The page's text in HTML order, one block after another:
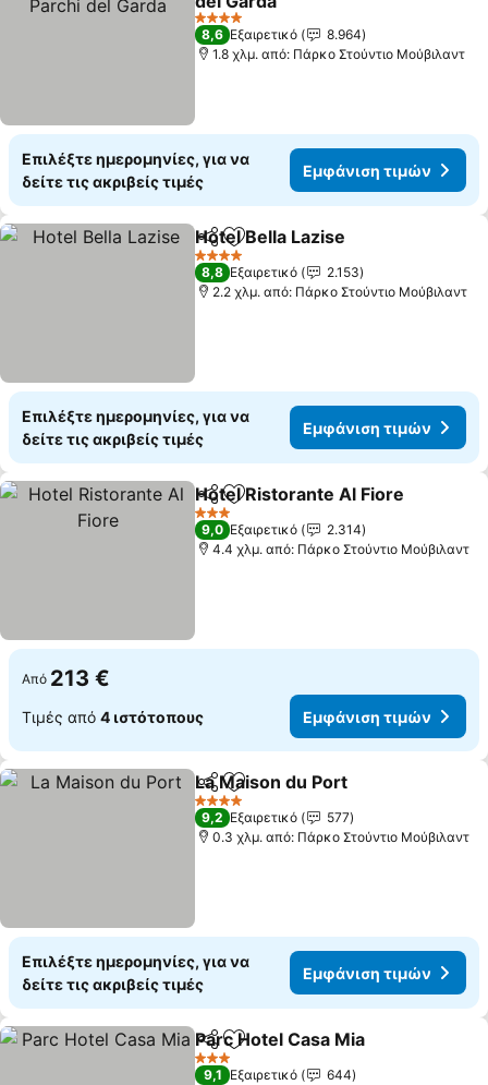
Εμφάνιση τιμών
4 Αστέρια
8,6 Εξαιρετικό
8.964
1.8 χλμ. από: Πάρκο Στούντιο Μούβιλαντ
Επιλέξτε ημερομηνίες, για να
δείτε τις ακριβείς τιμές
Εμφάνιση τιμών
Κοινοποίηση
Προσθήκη στα αγαπημένα
Hotel Bella Lazise
4 Αστέρια
8,8 Εξαιρετικό
2.153
2.2 χλμ. από: Πάρκο Στούντιο Μούβιλαντ
Επιλέξτε ημερομηνίες, για να
δείτε τις ακριβείς τιμές
Εμφάνιση τιμών
Κοινοποίηση
Προσθήκη στα αγαπημένα
Hotel Ristorante Al Fiore
3 Αστέρια
9,0 Εξαιρετικό
2.314
4.4 χλμ. από: Πάρκο Στούντιο Μούβιλαντ
Από 213 €
Τιμές από 4 ιστότοπους Εμφάνιση τιμών
Κοινοποίηση
Προσθήκη στα αγαπημένα
La Maison du Port
4 Αστέρια
9,2 Εξαιρετικό
577
0.3 χλμ. από: Πάρκο Στούντιο Μούβιλαντ
Επιλέξτε ημερομηνίες, για να
δείτε τις ακριβείς τιμές
Εμφάνιση τιμών
Κοινοποίηση
Προσθήκη στα αγαπημένα
Parc Hotel Casa Mia
3 Αστέρια
9,1 Εξαιρετικό
644